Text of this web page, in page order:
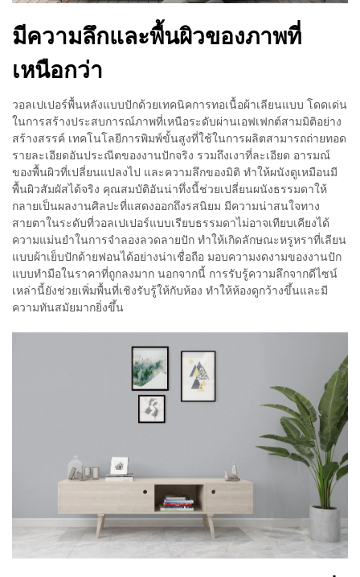
มีความลึกและพื้นผิวของภาพที่
เหนือกว่า
วอลเปเปอร์พื้นหลังแบบปักด้วยเทคนิคการทอเนื้อผ้าเลียนแบบ โดดเด่น
ในการสร้างประสบการณ์ภาพที่เหนือระดับผ่านเอฟเฟกต์สามมิติอย่าง
สร้างสรรค์ เทคโนโลยีการพิมพ์ขั้นสูงที่ใช้ในการผลิตสามารถถ่ายทอด
รายละเอียดอันประณีตของงานปักจริง รวมถึงเงาที่ละเอียด อารมณ์
ของพื้นผิวที่เปลี่ยนแปลงไป และความลึกของมิติ ทำให้ผนังดูเหมือนมี
พื้นผิวสัมผัสได้จริง คุณสมบัติอันน่าทึ่งนี้ช่วยเปลี่ยนผนังธรรมดาให้
กลายเป็นผลงานศิลปะที่แสดงออกถึงรสนิยม มีความน่าสนใจทาง
สายตาในระดับที่วอลเปเปอร์แบบเรียบธรรมดาไม่อาจเทียบเคียงได้
ความแม่นยำในการจำลองลวดลายปัก ทำให้เกิดลักษณะหรูหราที่เลียน
แบบผ้าเย็บปักด้ายฟอนได้อย่างน่าเชื่อถือ มอบความงดงามของงานปัก
แบบทำมือในราคาที่ถูกลงมาก นอกจากนี้ การรับรู้ความลึกจากดีไซน์
เหล่านี้ยังช่วยเพิ่มพื้นที่เชิงรับรู้ให้กับห้อง ทำให้ห้องดูกว้างขึ้นและมี
ความทันสมัยมากยิ่งขึ้น